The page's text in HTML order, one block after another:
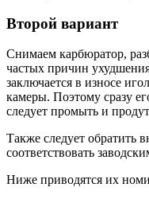
Второй вариант
Снимаем карбюратор,
частых причин
заключается в износе
камеры. Поэтому сразу
следует промыть и
Также следует
соответствовать
Ниже приводятся их